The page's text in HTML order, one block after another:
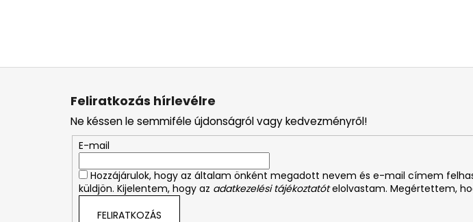
L
Feliratkozás hírlevélre
Ne késsen le semmiféle újdonságról vagy kedvezményről!
E-mail
Hozzájárulok, hogy az általam önként megadott nevem és e-mail címem
küldjön. Kijelentem, hogy az adatkezelési tájékoztatót elolvastam. Megértettem,
FELIRATKOZÁS